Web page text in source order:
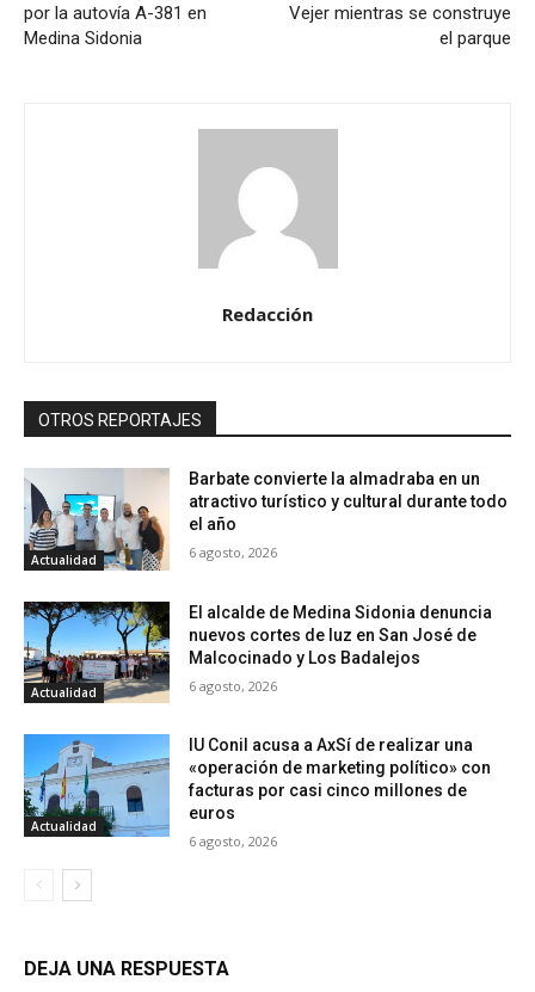
por la autovía A-381 en
Medina Sidonia
Vejer mientras se construye
el parque
Redacción
OTROS REPORTAJES
Actualidad
Barbate convierte la almadraba en un
atractivo turístico y cultural durante todo
el año
6 agosto, 2026
Actualidad
El alcalde de Medina Sidonia denuncia
nuevos cortes de luz en San José de
Malcocinado y Los Badalejos
6 agosto, 2026
Actualidad
IU Conil acusa a AxSí de realizar una
«operación de marketing político» con
facturas por casi cinco millones de
euros
6 agosto, 2026
DEJA UNA RESPUESTA